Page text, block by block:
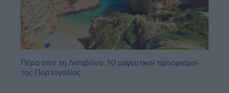
Πέρα από τη Λισαβόνα: 10 μαγευτικοί προορισμοί
της Πορτογαλίας